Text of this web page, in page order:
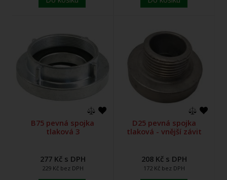
B75 pevná spojka
tlaková 3
277 Kč s DPH
229 Kč bez DPH
D25 pevná spojka
tlaková - vnější závit
208 Kč s DPH
172 Kč bez DPH